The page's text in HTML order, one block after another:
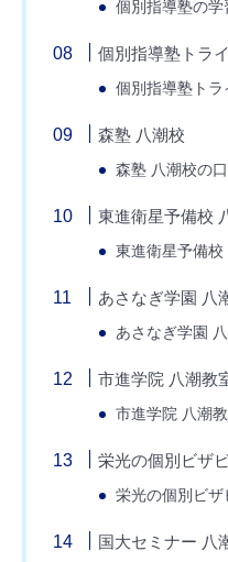
個別指導塾の学
個別指導塾トラ
個別指導塾トラ
森塾 八潮校
森塾 八潮校の口
東進衛星予備校
東進衛星予備校
あさなぎ学園 八
あさなぎ学園
市進学院 八潮教
市進学院 八潮
栄光の個別ビザ
栄光の個別ビザ
国大セミナー 八